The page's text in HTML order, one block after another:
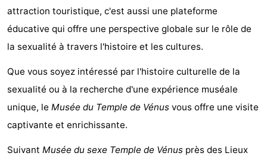
ville
Hollande
du
-
Hollande
Sud
Pratiques
Transports
commun
Route
Gare
attraction touristique, c'est aussi une plateforme
éducative qui offre une perspective globale sur le rôle de
la sexualité à travers l'histoire et les cultures.
Que vous soyez intéressé par l'histoire culturelle de la
sexualité ou à la recherche d'une expérience muséale
unique, le Musée du Temple de Vénus vous offre une visite
captivante et enrichissante.
Suivant Musée du sexe Temple de Vénus près des Lieux